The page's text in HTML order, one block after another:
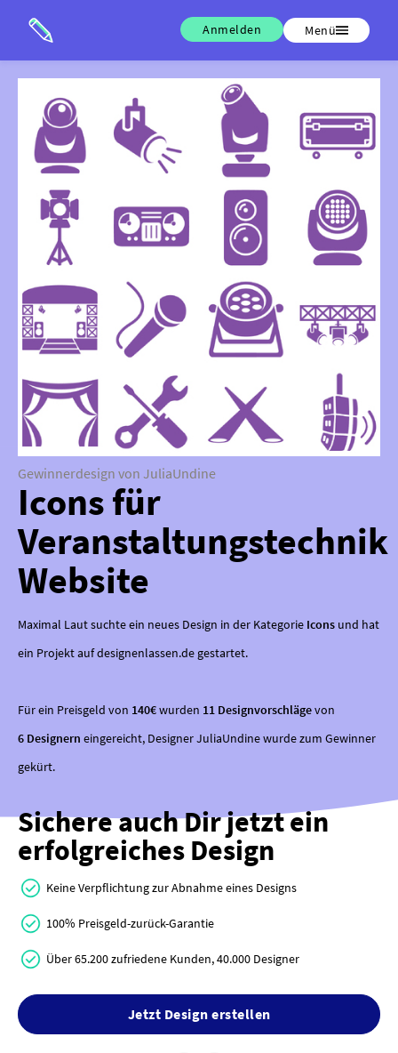
Anmelden Menü
Gewinnerdesign von JuliaUndine
Icons für
Veranstaltungstechnik
Website
Maximal Laut suchte ein neues Design in der Kategorie Icons und hat
ein Projekt auf designenlassen.de gestartet.
Für ein Preisgeld von 140€wurden 11 Designvorschlägevon
6 Designern eingereicht, Designer JuliaUndine wurde zum Gewinner
gekürt.
Sichere auch Dir jetzt ein
erfolgreiches Design
Keine Verpflichtung zur Abnahme eines Designs
100% Preisgeld-zurück-Garantie
Über 65.200 zufriedene Kunden, 40.000 Designer
Jetzt Design erstellen